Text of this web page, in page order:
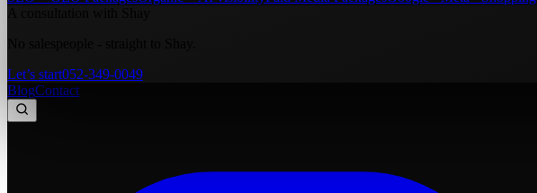
Let’s start052-349-0049
BlogContact